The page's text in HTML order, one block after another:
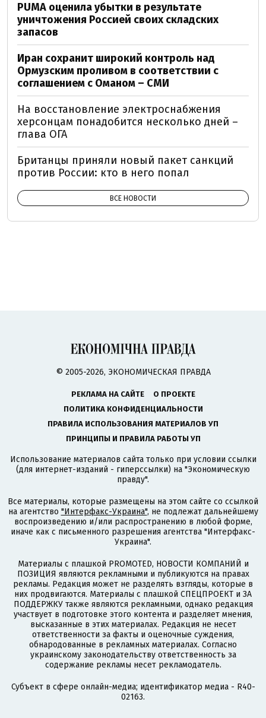
PUMA оценила убытки в результате
уничтожения Россией своих складских
запасов
Иран сохранит широкий контроль над
Ормузским проливом в соответствии с
соглашением с Оманом – СМИ
На восстановление электроснабжения
херсонцам понадобится несколько дней –
глава ОГА
Британцы приняли новый пакет санкций
против России: кто в него попал
ВСЕ НОВОСТИ
© 2005-2026, ЭКОНОМИЧЕСКАЯ ПРАВДА
РЕКЛАМА НА САЙТЕ
О ПРОЕКТЕ
ПОЛИТИКА КОНФИДЕНЦИАЛЬНОСТИ
ПРАВИЛА ИСПОЛЬЗОВАНИЯ МАТЕРИАЛОВ УП
ПРИНЦИПЫ И ПРАВИЛА РАБОТЫ УП
Использование материалов сайта только при условии ссылки
(для интернет-изданий - гиперссылки) на "Экономическую
правду".
Все материалы, которые размещены на этом сайте со ссылкой
на агентство "Интерфакс-Украина", не подлежат дальнейшему
воспроизведению и/или распространению в любой форме,
иначе как с письменного разрешения агентства "Интерфакс-
Украина".
Материалы с плашкой PROMOTED, НОВОСТИ КОМПАНИЙ и
ПОЗИЦИЯ являются рекламными и публикуются на правах
рекламы. Редакция может не разделять взгляды, которые в
них продвигаются. Материалы с плашкой СПЕЦПРОЕКТ и ЗА
ПОДДЕРЖКУ также являются рекламными, однако редакция
участвует в подготовке этого контента и разделяет мнения,
высказанные в этих материалах. Редакция не несет
ответственности за факты и оценочные суждения,
обнародованные в рекламных материалах. Согласно
украинскому законодательству ответственность за
содержание рекламы несет рекламодатель.
Субъект в сфере онлайн-медиа; идентификатор медиа - R40-
02163.